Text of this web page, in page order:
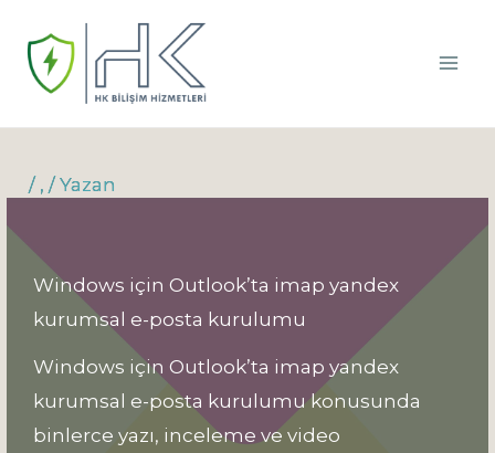
atla
/ , / Yazan
Windows için Outlook’ta imap yandex
kurumsal e-posta kurulumu
Windows için Outlook’ta imap yandex
kurumsal e-posta kurulumu konusunda
binlerce yazı, inceleme ve video